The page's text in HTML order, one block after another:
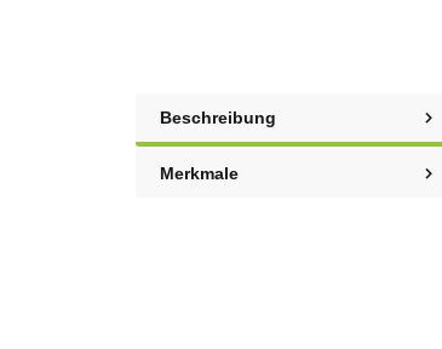
Beschreibung
Merkmale